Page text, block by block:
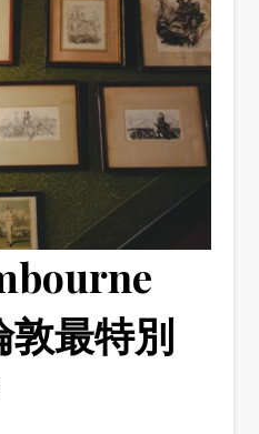
敦最特別